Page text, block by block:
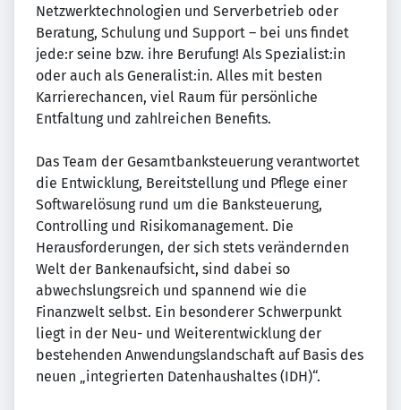
Netzwerktechnologien und Serverbetrieb oder
Beratung, Schulung und Support – bei uns findet
jede:r seine bzw. ihre Berufung! Als Spezialist:in
oder auch als Generalist:in. Alles mit besten
Karrierechancen, viel Raum für persönliche
Entfaltung und zahlreichen Benefits.
Das Team der Gesamtbanksteuerung verantwortet
die Entwicklung, Bereitstellung und Pflege einer
Softwarelösung rund um die Banksteuerung,
Controlling und Risikomanagement. Die
Herausforderungen, der sich stets verändernden
Welt der Bankenaufsicht, sind dabei so
abwechslungsreich und spannend wie die
Finanzwelt selbst. Ein besonderer Schwerpunkt
liegt in der Neu- und Weiterentwicklung der
bestehenden Anwendungslandschaft auf Basis des
neuen „integrierten Datenhaushaltes (IDH)“.